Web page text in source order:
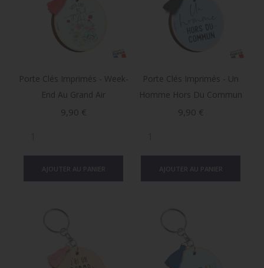
Porte Clés Imprimés - Week-
End Au Grand Air
Prix
9,90 €
Porte Clés Imprimés - Un
Homme Hors Du Commun
Prix
9,90 €